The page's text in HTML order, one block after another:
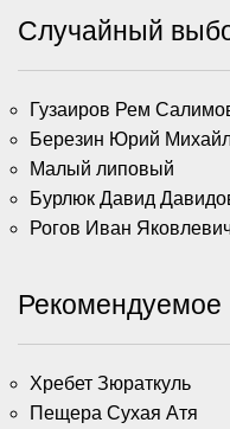
Случайный
Гузаиров Рем
Березин Юрий
Малый липовый
Бурлюк Давид
Рогов Иван
Рекомендуемое
Хребет Зюраткуль
Пещера Сухая Атя